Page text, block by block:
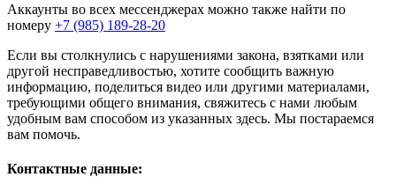
Аккаунты во всех мессенджерах можно также найти по
номеру +7 (985) 189-28-20
Если вы столкнулись с нарушениями закона, взятками или
другой несправедливостью, хотите сообщить важную
информацию, поделиться видео или другими материалами,
требующими общего внимания, свяжитесь с нами любым
удобным вам способом из указанных здесь. Мы постараемся
вам помочь.
Контактные данные: